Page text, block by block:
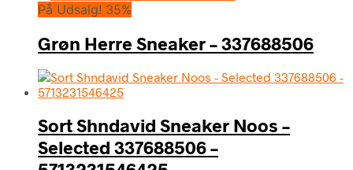
På Udsalg! 35%
Grøn Herre Sneaker – 337688506
Sort Shndavid Sneaker Noos –
Selected 337688506 –